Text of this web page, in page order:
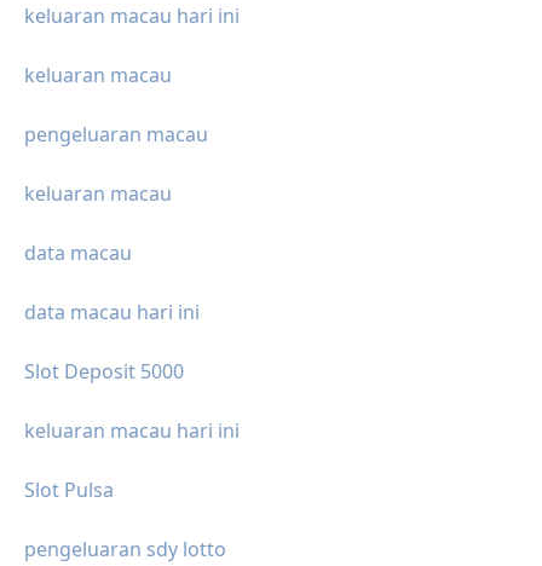
keluaran macau hari ini
keluaran macau
pengeluaran macau
keluaran macau
data macau
data macau hari ini
Slot Deposit 5000
keluaran macau hari ini
Slot Pulsa
pengeluaran sdy lotto